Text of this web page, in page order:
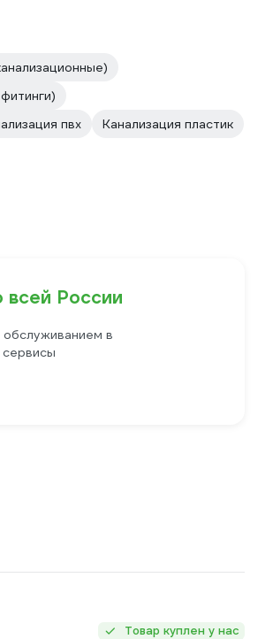
пвх
Канализация пластик
всей России
в
Товар куплен у нас